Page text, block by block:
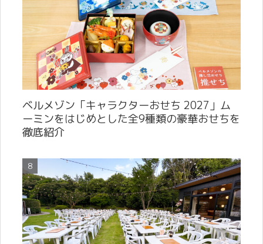
ベルメゾン「キャラクターおせち 2027」ム
ーミンをはじめとした全9種類の豪華おせちを
徹底紹介